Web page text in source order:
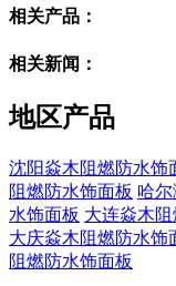
相关产品：
相关新闻：
地区产品
沈阳焱木阻燃防水饰
阻燃防水饰面板 哈
水饰面板 大连焱木
大庆焱木阻燃防水饰
阻燃防水饰面板